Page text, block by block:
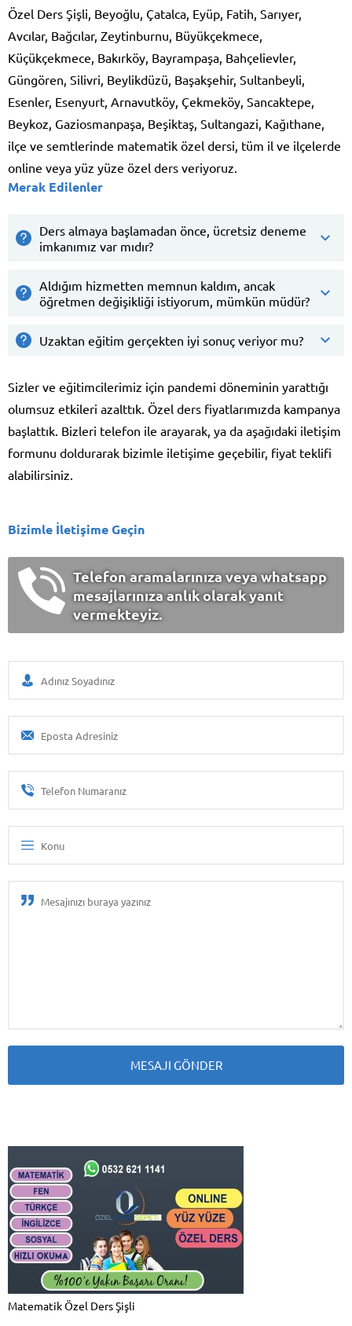
Özel Ders Şişli, Beyoğlu, Çatalca, Eyüp, Fatih, Sarıyer,
Avcılar, Bağcılar, Zeytinburnu, Büyükçekmece,
Küçükçekmece, Bakırköy, Bayrampaşa, Bahçelievler,
Güngören, Silivri, Beylikdüzü, Başakşehir, Sultanbeyli,
Esenler, Esenyurt, Arnavutköy, Çekmeköy, Sancaktepe,
Beykoz, Gaziosmanpaşa, Beşiktaş, Sultangazi, Kağıthane,
ilçe ve semtlerinde matematik özel dersi, tüm il ve ilçelerde
online veya yüz yüze özel ders veriyoruz.
Merak Edilenler
Ders almaya başlamadan önce, ücretsiz deneme
imkanımız var mıdır?
Aldığım hizmetten memnun kaldım, ancak
öğretmen değişikliği istiyorum, mümkün müdür?
Uzaktan eğitim gerçekten iyi sonuç veriyor mu?
Sizler ve eğitimcilerimiz için pandemi döneminin yarattığı
olumsuz etkileri azalttık. Özel ders fiyatlarımızda kampanya
başlattık. Bizleri telefon ile arayarak, ya da aşağıdaki iletişim
formunu doldurarak bizimle iletişime geçebilir, fiyat teklifi
alabilirsiniz.
Bizimle İletişime Geçin
Telefon aramalarınıza veya whatsapp
mesajlarınıza anlık olarak yanıt
vermekteyiz.
Matematik Özel Ders Şişli